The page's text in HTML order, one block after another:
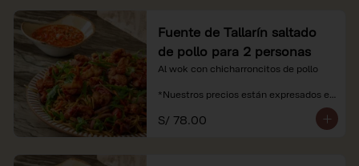
Fuente de Tallarín saltado
de pollo para 2 personas
Al wok con chicharroncitos de pollo
*Nuestros precios están expresados en
recargo al consumo.
S/ 78.00